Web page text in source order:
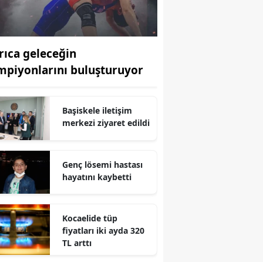
Edirne
Elazığ
Erzincan
Eskişehir
Giresun
Gümüşhane
Hatay
geleceğin
buluşturuyor
Başiskele iletişim
merkezi ziyaret edildi
Genç lösemi hastası
hayatını kaybetti
Kocaelide tüp
fiyatları iki ayda 320
TL arttı